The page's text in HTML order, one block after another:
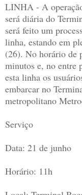
LINHA - A
será diária do
será feito um
linha, estando em
(26). No horário de
minutos e, no entre
esta linha os
embarcar no
metropolitano
Serviço
Data: 21 de junho
Horário: 11h